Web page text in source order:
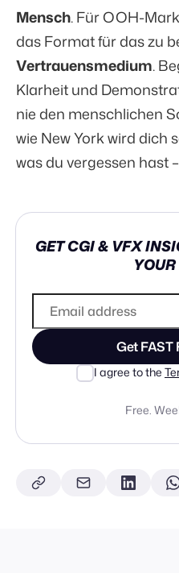
Mensch. Für OOH-
das Format für das zu
Vertrauensmedium.
Klarheit und
nie den menschlichen
wie New York wird dich
was du vergessen hast
GET CGI & VFX
Get FAST
I agree to the
Free.